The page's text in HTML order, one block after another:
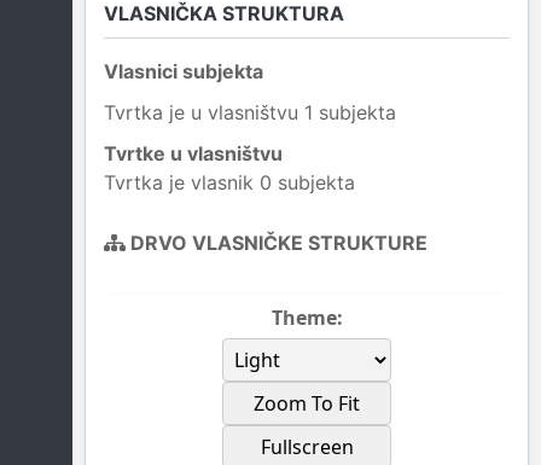
VLASNIČKA STRUKTURA
Vlasnici subjekta
Tvrtka je u vlasništvu 1 subjekta
Tvrtke u vlasništvu
Tvrtka je vlasnik 0 subjekta
DRVO VLASNIČKE STRUKTURE
Theme:
Zoom To Fit
Fullscreen